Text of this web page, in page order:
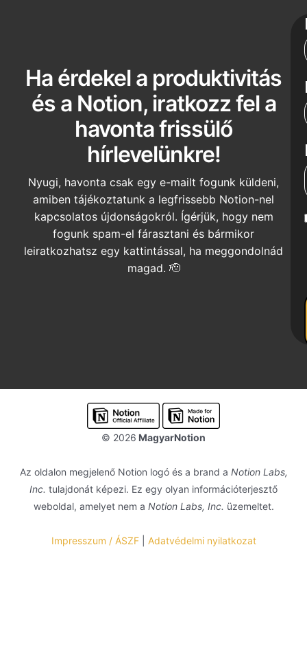
Ha érdekel a produktivitás
és a Notion, iratkozz fel a
havonta frissülő
hírlevelünkre!
Nyugi, havonta csak egy e-mailt fogunk küldeni,
amiben tájékoztatunk a legfrissebb Notion-nel
kapcsolatos újdonságokról. Ígérjük, hogy nem
fogunk spam-el fárasztani és bármikor
leiratkozhatsz egy kattintással, ha meggondolnád
magad. 🫡
© 2026 MagyarNotion
Az oldalon megjelenő Notion logó és a brand a Notion Labs,
Inc. tulajdonát képezi. Ez egy olyan információterjesztő
weboldal, amelyet nem a Notion Labs, Inc. üzemeltet.
Impresszum / ÁSZF| Adatvédelmi nyilatkozat